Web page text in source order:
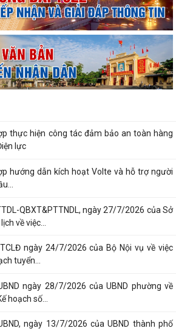
UBND, ngày 25/7/2026 của UBND thành
hiện Đề án...
tham gia bảo vệ an ninh, trật tự ở cơ sở giỏi
Quy định mức...
thực hiện công tác đảm bảo an toàn hàng
lực
hướng dẫn kích hoạt Volte và hỗ trợ người
QBXT&PTTNDL, ngày 27/7/2026 của Sở
về việc...
ngày 24/7/2026 của Bộ Nội vụ về việc
tuyển...
ngày 28/7/2026 của UBND phường về
hoạch số...
ngày 13/7/2026 của UBND thành phố